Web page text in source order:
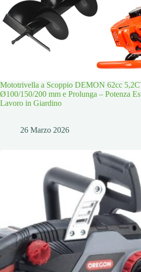
Mototrivella a Scoppio DEMON 62cc
Ø100/150/200 mm e Prolunga – Potenza
Lavoro in Giardino
26 Marzo 2026